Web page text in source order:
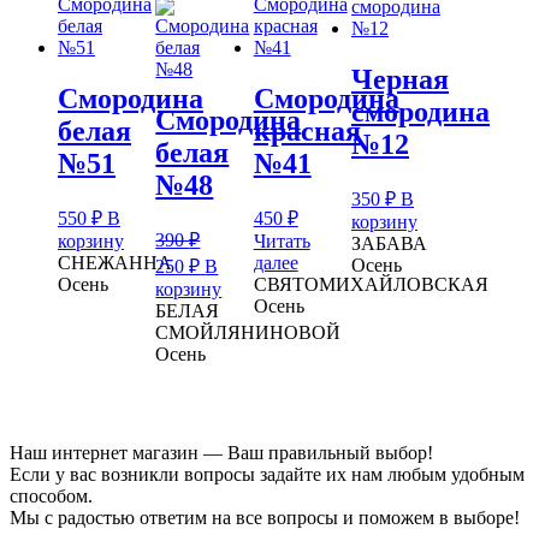
Смородина
белая
№51
550 ₽ В
корзину
СНЕЖАННА
Осень
Смородина
белая
№48
390₽
Первоначальная
цена
составляла
390 ₽.
250₽Текущая
цена:
250 ₽.
В
корзину
БЕЛАЯ
СМОЙЛЯНИНОВОЙ
Осень
Смородина
красная
№41
450 ₽
Читать
далее
СВЯТОМИХАЙЛОВСКАЯ
Осень
Черная
смородина
№12
350 ₽ В
корзину
ЗАБАВА
Осень
Наш интернет магазин — Ваш правильный выбор!
Если у вас возникли вопросы задайте их нам любым удобным
способом.
Мы с радостью ответим на все вопросы и поможем в выборе!